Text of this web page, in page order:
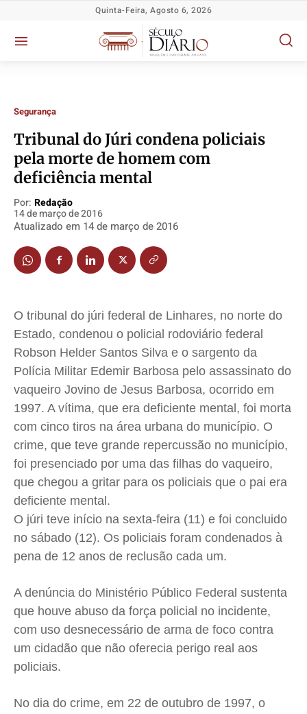
Política
Socioeconômicas
TV Século
Justiça
Segurança
Direitos
Economia
Cultura
Colunas
Caetano Roque
Gustavo Bastos
Jr Mignone (in memorian)
Wanda Sily
Publicidade Legal
Anuncie
Quem Somos
Expediente
Contato
Anuncie
Política
Socioeconômicas
TV Século
Justiça
Segurança
Direitos
Economia
Cultura
Colunas
Caetano Roque
Gustavo Bastos
Jr Mignone (in memorian)
Wanda Sily
Publicidade Legal
Anuncie
Quem Somos
Expediente
Contato
Anuncie
Política
Socioeconômicas
TV Século
Justiça
Segurança
Direitos
Economia
Cultura
Colunas
Caetano Roque
Gustavo Bastos
Jr Mignone (in memorian)
Wanda Sily
Publicidade Legal
Anuncie
Quem Somos
Expediente
Contato
Anuncie
Política
Socioeconômicas
TV Século
Justiça
Segurança
Direitos
Economia
Cultura
Colunas
Caetano Roque
Gustavo Bastos
Jr Mignone (in memorian)
Wanda Sily
Publicidade Legal
Anuncie
Quem Somos
Expediente
Contato
Anuncie
Quinta-Feira, Agosto 6, 2026
Segurança
Tribunal do Júri condena policiais
pela morte de homem com
deficiência mental
Por: Redação
14 de março de 2016
Atualizado em 14 de março de 2016
O tribunal do júri federal de Linhares, no norte do
Estado, condenou o policial rodoviário federal
Robson Helder Santos Silva e o sargento da
Polícia Militar Edemir Barbosa pelo assassinato do
vaqueiro Jovino de Jesus Barbosa, ocorrido em
1997. A vítima, que era deficiente mental, foi morta
com cinco tiros na área urbana do município. O
crime, que teve grande repercussão no município,
foi presenciado por uma das filhas do vaqueiro,
que chegou a gritar para os policiais que o pai era
deficiente mental.
O júri teve início na sexta-feira (11) e foi concluido
no sábado (12). Os policiais foram condenados à
pena de 12 anos de reclusão cada um.
A denúncia do Ministério Público Federal sustenta
que houve abuso da força policial no incidente,
com uso desnecessário de arma de foco contra
um cidadão que não oferecia perigo real aos
policiais.
No dia do crime, em 22 de outubro de 1997, o